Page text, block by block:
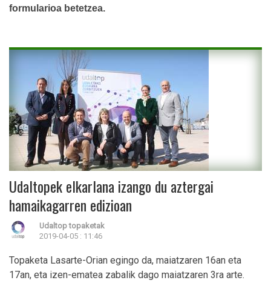
formularioa betetzea.
Udaltopek elkarlana izango du aztergai
hamaikagarren edizioan
Udaltop topaketak
2019-04-05 : 11:46
Topaketa Lasarte-Orian egingo da, maiatzaren 16an eta
17an, eta izen-ematea zabalik dago maiatzaren 3ra arte.